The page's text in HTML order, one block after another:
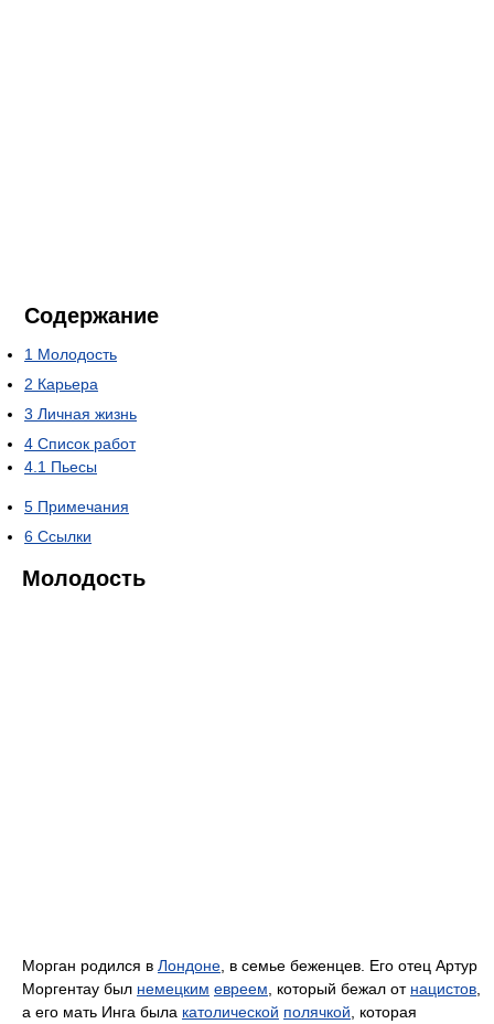
Содержание
1 Молодость
2 Карьера
3 Личная жизнь
4 Список работ
4.1 Пьесы
5 Примечания
6 Ссылки
Молодость
Морган родился в Лондоне , в семье беженцев. Его отец Артур
Моргентау был немецким евреем , который бежал от нацистов
а его мать Инга была католической полячкой , которая